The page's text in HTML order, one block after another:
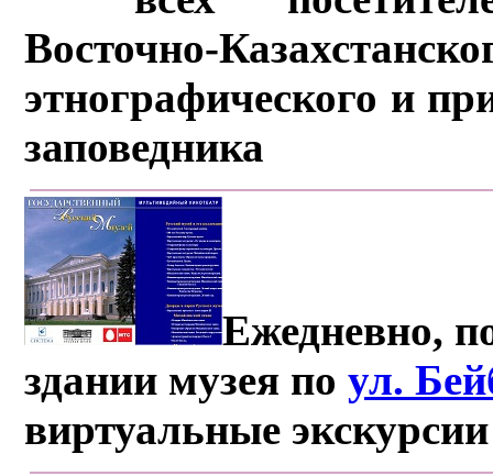
Восточно-
этнографического и
заповедника
Ежедневно,
здании музея поул.
виртуальные